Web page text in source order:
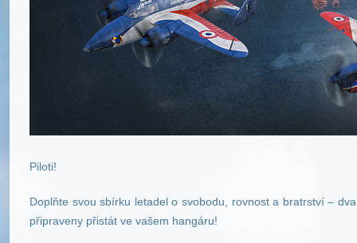
Piloti!
Doplňte svou sbírku letadel o svobodu, rovnost a bratrství –
připraveny přistát ve vašem hangáru!